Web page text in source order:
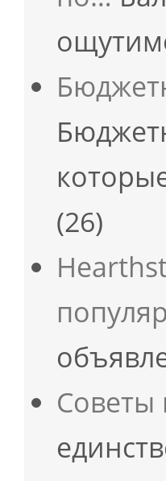
(26)
Советы